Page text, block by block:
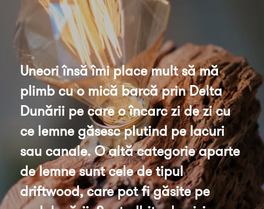
Uneori însă îmi place mult să mă
plimb cu o mică barcă prin Delta
Dunării pe care o încarc zi de zi cu
ce lemne găsesc plutind pe lacuri
sau canale. O altă categorie aparte
de lemne sunt cele de tipul
driftwood, care pot fi găsite pe